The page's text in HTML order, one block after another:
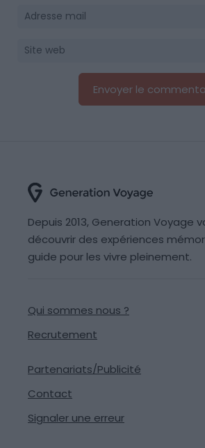
Depuis 2013, Generation Voyage
découvrir des expériences
guide pour les vivre pleinement.
Qui sommes nous ?
Recrutement
Partenariats/Publicité
Contact
Signaler une erreur